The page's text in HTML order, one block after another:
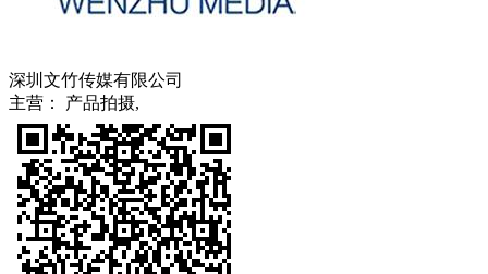
深圳文竹传媒有限公司
主营： 产品拍摄,